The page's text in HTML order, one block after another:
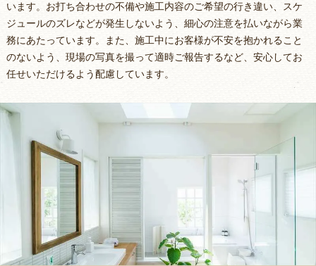
います。お打ち合わせの不備や施工内容のご希望の行き違い、スケ
ジュールのズレなどが発生しないよう、細心の注意を払いながら業
務にあたっています。また、施工中にお客様が不安を抱かれること
のないよう、現場の写真を撮って適時ご報告するなど、安心してお
任せいただけるよう配慮しています。